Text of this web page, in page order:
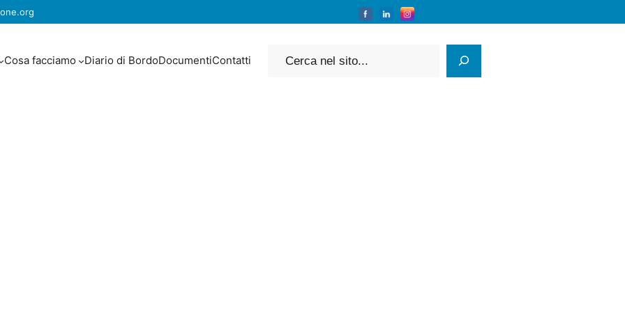
Cosa facciamo Diario di BordoDocumentiContatti Cerca